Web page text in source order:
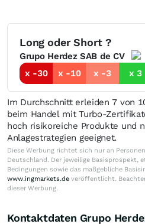
Long oder Short ?
Grupo Herdez SAB de CV
x -30
x -10 x -3 x 3
Im Durchschnitt erleiden 7 von
beim Handel mit Turbo-
hoch risikoreiche Produkte und
Anlagestrategien geeignet.
Diese Werbung richtet sich nur an
Deutschland. Der jeweilige Basisprospekt,
Bedingungen sowie das maßgebliche
www.ingmarkets.de veröffentlicht.
dieser Werbung.
Kontaktdaten Grupo